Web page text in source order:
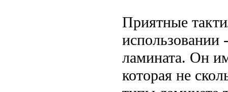
Приятные
использовании
ламината. Он
которая не